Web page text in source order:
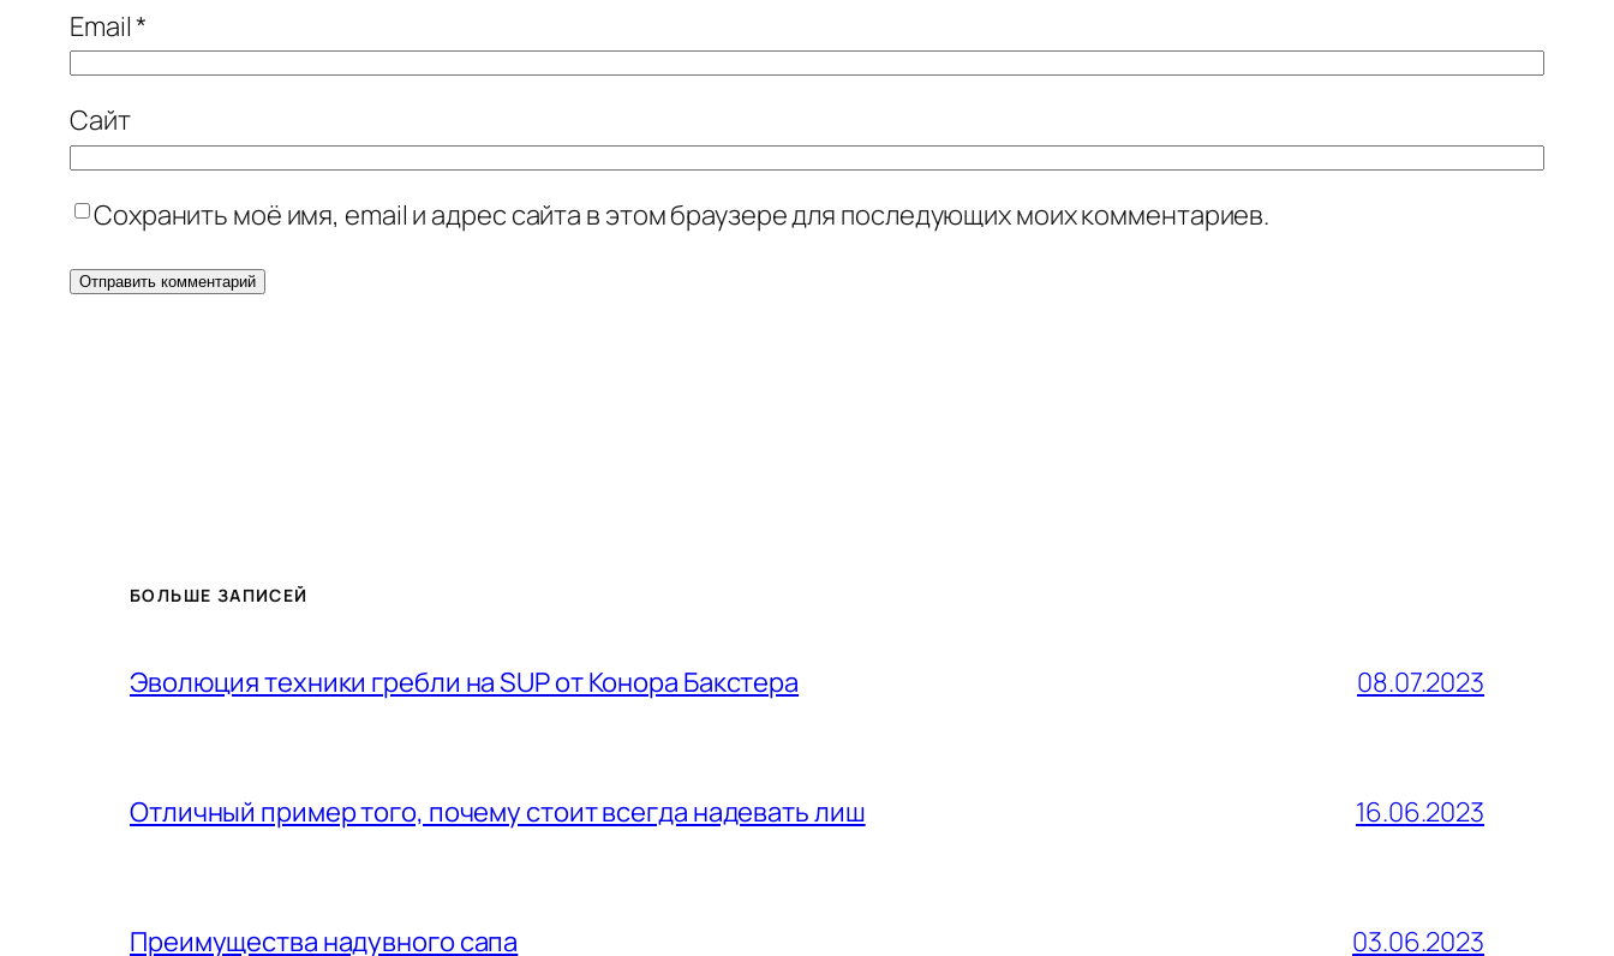
Email*
Сайт
Сохранить моё имя, email и адрес сайта в этом браузере для последующих моих комментариев.
БОЛЬШЕ ЗАПИСЕЙ
Эволюция техники гребли на SUP от Конора Бакстера 08.07.2023
Отличный пример того, почему стоит всегда надевать лиш 16.06.2023
Преимущества надувного сапа 03.06.2023